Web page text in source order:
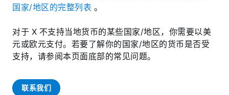
国家/地区的完整列表 。
对于 X 不支持当地货币的某些国家/地区，你需要以美
元或欧元支付。若要了解你的国家/地区的货币是否受
支持，请参阅本页面底部的常见问题。
联系我们